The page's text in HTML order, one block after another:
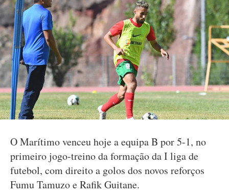
O Marítimo venceu hoje a equipa B por 5-1, no
primeiro jogo-treino da formação da I liga de
futebol, com direito a golos dos novos reforços
Fumu Tamuzo e Rafik Guitane.